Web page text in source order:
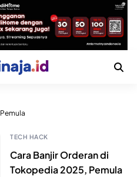
Pemula
TECH HACK
Cara Banjir Orderan di
Tokopedia 2025, Pemula